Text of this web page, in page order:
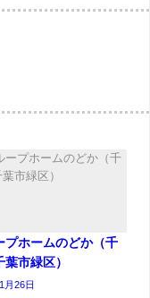
プホームのどか（千
葉市緑区）
月26日